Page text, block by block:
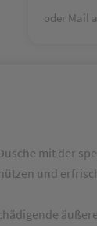
oder Mail
mit der
und